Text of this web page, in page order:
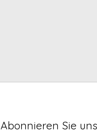
Abonnieren Sie